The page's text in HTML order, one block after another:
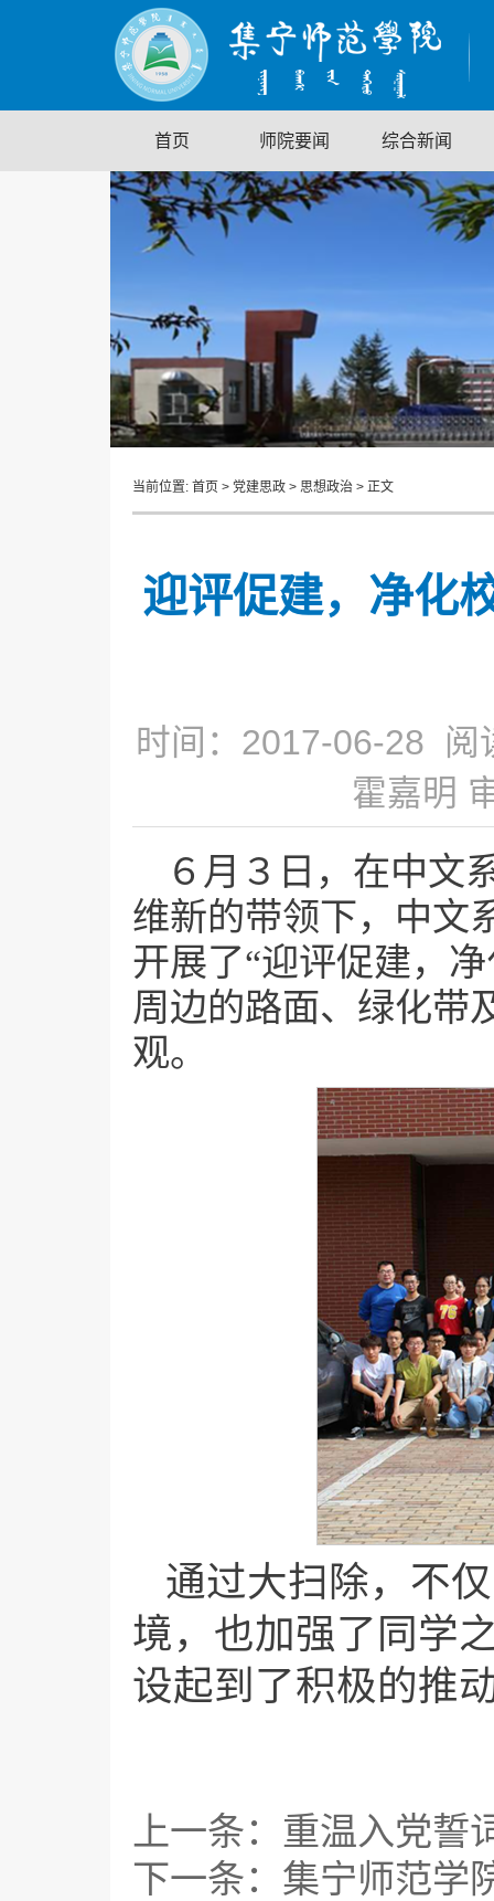
首页 师院要闻 综合新闻
当前位置: 首页 > 党建思政 > 思想政治 > 正文
迎评促建，净化
时间：2017-06-28 阅
霍嘉明
６月３日，在中文
维新的带领下，中文
开展了“迎评促建，
周边的路面、绿化带
观。
通过大扫除，不
境，也加强了同学
设起到了积极的推
上一条： 重温入党誓
下一条： 集宁师范学